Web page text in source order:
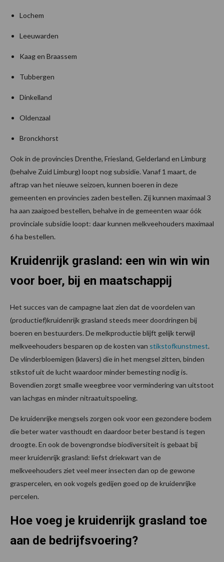
Lochem
Leeuwarden
Kaag en Braassem
Tubbergen
Dinkelland
Oldenzaal
Bronckhorst
Ook in de provincies Drenthe, Friesland, Gelderland en Limburg
(behalve Zuid Limburg) loopt nog subsidie. Vanaf 1 maart, de
aftrap van het nieuwe seizoen, kunnen boeren in deze
gemeenten en provincies zaden bestellen. Zij kunnen maximaal 3
ha aan zaaigoed bestellen, behalve in de gemeenten waar óók
provinciale subsidie loopt: daar kunnen melkveehouders maximaal
6 ha bestellen.
Kruidenrijk grasland: een win win win
voor boer, bij en maatschappij
Het succes van de campagne laat zien dat de voordelen van
(productief)kruidenrijk grasland steeds meer doordringen bij
boeren en bestuurders. De melkproductie blijft gelijk terwijl
melkveehouders besparen op de kosten van stikstofkunstmest.
De vlinderbloemigen (klavers) die in het mengsel zitten, binden
stikstof uit de lucht waardoor minder bemesting nodig is.
Bovendien zorgt smalle weegbree voor vermindering van uitstoot
van lachgas en minder nitraatuitspoeling.
De kruidenrijke mengsels zorgen ook voor een gezondere bodem
die beter water vasthoudt en daardoor beter bestand is tegen
droogte. En ook de bovengrondse biodiversiteit is gebaat bij
meer kruidenrijk grasland: liefst driekwart van de
melkveehouders ziet veel meer insecten dan op de gewone
graspercelen, en ook vogels gedijen goed op de kruidenrijke
percelen.
Hoe voeg je kruidenrijk grasland toe
aan de bedrijfsvoering?